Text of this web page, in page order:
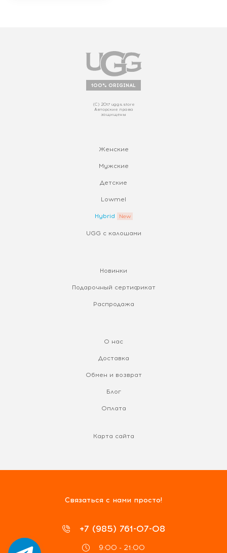
100% ORIGINAL
(С) 2017 uggs.store
Авторские права
защищены
Женские
Мужские
Детские
Lowmel
Hybrid
UGG с калошами
Новинки
Подарочный сертификат
Распродажа
О нас
Доставка
Обмен и возврат
Блог
Оплата
Карта сайта
Связаться с нами просто!
+7 (985) 761-07-08
9:00 - 21:00